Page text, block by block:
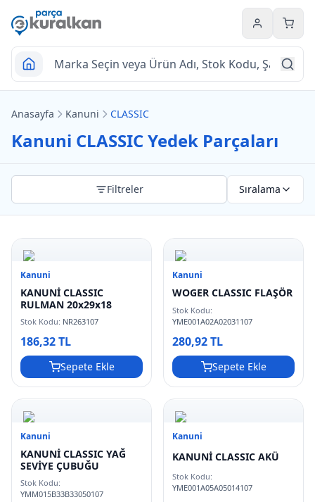
Hesabım
Anasayfa Kanuni CLASSIC
Kanuni CLASSIC Yedek Parçaları
Filtreler Sıralama
Kanuni
KANUNİ CLASSIC
RULMAN 20x29x18
Stok Kodu: NR263107
186,32 TL
Sepete Ekle
Kanuni
WOGER CLASSIC FLAŞÖR
Stok Kodu:
YME001A02A02031107
280,92 TL
Sepete Ekle
Kanuni
KANUNİ CLASSIC YAĞ
SEVİYE ÇUBUĞU
Stok Kodu:
YMM015B33B33050107
Kanuni
KANUNİ CLASSIC AKÜ
Stok Kodu:
YME001A05A05014107